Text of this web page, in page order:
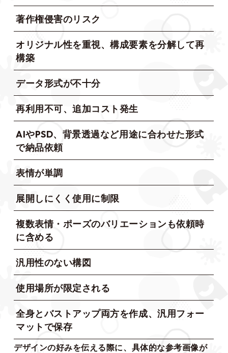
著作権侵害のリスク
オリジナル性を重視、構成要素を分解して再
構築
データ形式が不十分
再利用不可、追加コスト発生
AIやPSD、背景透過など用途に合わせた形式
で納品依頼
表情が単調
展開しにくく使用に制限
複数表情・ポーズのバリエーションも依頼時
に含める
汎用性のない構図
使用場所が限定される
全身とバストアップ両方を作成、汎用フォー
マットで保存
デザインの好みを伝える際に、具体的な参考画像が